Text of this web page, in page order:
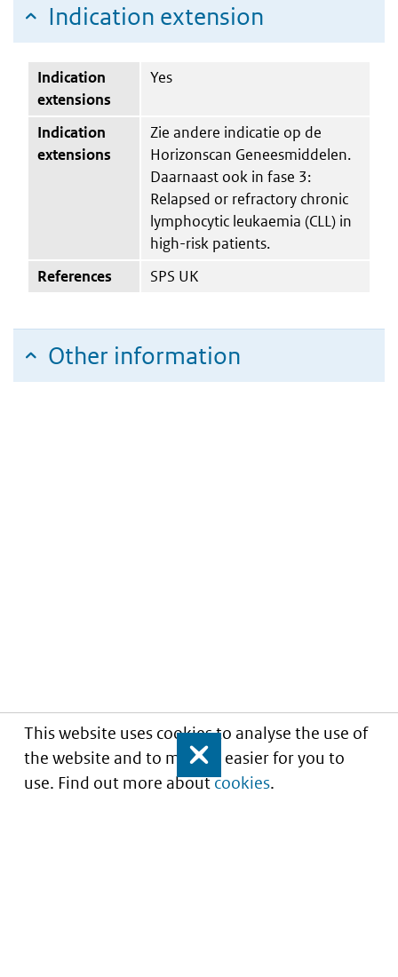
This website uses cookies to analyse the use of
the website and to make it easier for you to
use. Find out more aboutcookies.
Close
Indication extension
Indication
extensions
Yes
Indication
extensions
Zie andere indicatie op de
Horizonscan Geneesmiddelen.
Daarnaast ook in fase 3:
Relapsed or refractory chronic
lymphocytic leukaemia (CLL) in
high-risk patients.
References
SPS UK
Other information